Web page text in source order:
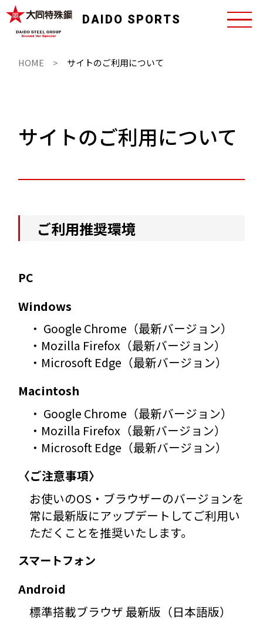
DAIDO SPORTS
HOME サイトのご利用について
サイトのご利用について
ご利用推奨環境
PC
Windows
・ Google Chrome（最新バージョン）
・Mozilla Firefox（最新バージョン）
・Microsoft Edge（最新バージョン）
Macintosh
・ Google Chrome（最新バージョン）
・Mozilla Firefox（最新バージョン）
・Microsoft Edge（最新バージョン）
〈ご注意事項〉
お使いのOS・ブラウザーのバージョンを
常に最新版にアップデートしてご利用い
ただくことを推奨いたします。
スマートフォン
Android
標準搭載ブラウザ 最新版（日本語版）